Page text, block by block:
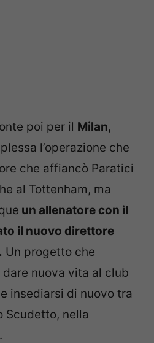
poi per il Milan,
l’operazione che
che affiancò Paratici
al Tottenham, ma
un allenatore con il
il nuovo direttore
Un progetto che
nuova vita al club
insediarsi di nuovo tra
Scudetto, nella